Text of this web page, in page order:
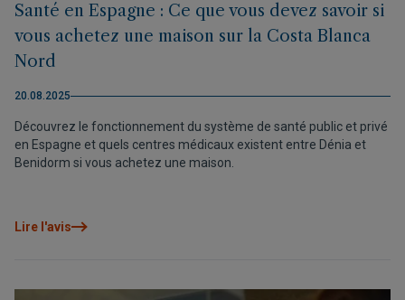
Santé en Espagne : Ce que vous devez savoir si
vous achetez une maison sur la Costa Blanca
Nord
20.08.2025
Découvrez le fonctionnement du système de santé public et privé
en Espagne et quels centres médicaux existent entre Dénia et
Benidorm si vous achetez une maison.
Lire l'avis